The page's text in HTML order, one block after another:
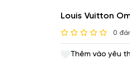
Louis Vuitton
0
Thêm vào yêu